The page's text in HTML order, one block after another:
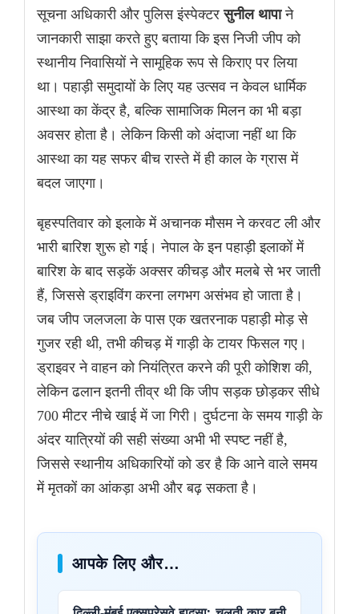
सूचना अधिकारी और पुलिस इंस्पेक्टरसुनील थापाने
जानकारी साझा करते हुए बताया कि इस निजी जीप को
स्थानीय निवासियों ने सामूहिक रूप से किराए पर लिया
था। पहाड़ी समुदायों के लिए यह उत्सव न केवल धार्मिक
आस्था का केंद्र है, बल्कि सामाजिक मिलन का भी बड़ा
अवसर होता है। लेकिन किसी को अंदाजा नहीं था कि
आस्था का यह सफर बीच रास्ते में ही काल के ग्रास में
बदल जाएगा।
बृहस्पतिवार को इलाके में अचानक मौसम ने करवट ली और
भारी बारिश शुरू हो गई। नेपाल के इन पहाड़ी इलाकों में
बारिश के बाद सड़कें अक्सर कीचड़ और मलबे से भर जाती
हैं, जिससे ड्राइविंग करना लगभग असंभव हो जाता है।
जब जीप जलजला के पास एक खतरनाक पहाड़ी मोड़ से
गुजर रही थी, तभी कीचड़ में गाड़ी के टायर फिसल गए।
ड्राइवर ने वाहन को नियंत्रित करने की पूरी कोशिश की,
लेकिन ढलान इतनी तीव्र थी कि जीप सड़क छोड़कर सीधे
700 मीटर नीचे खाई में जा गिरी। दुर्घटना के समय गाड़ी के
अंदर यात्रियों की सही संख्या अभी भी स्पष्ट नहीं है,
जिससे स्थानीय अधिकारियों को डर है कि आने वाले समय
में मृतकों का आंकड़ा अभी और बढ़ सकता है।
आपके लिए और…